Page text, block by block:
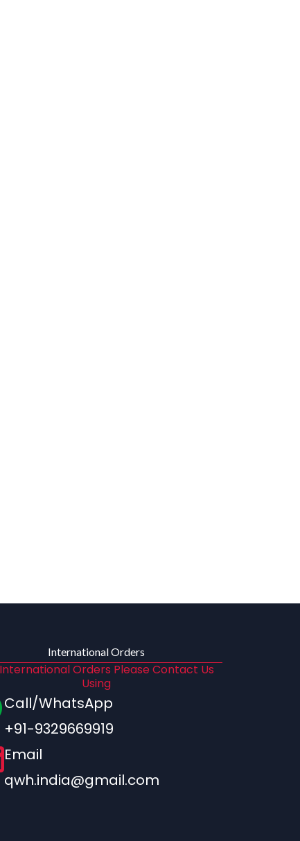
International Orders
Orders Please Contact Us
Using
Call/WhatsApp
+91-9329669919
Email
qwh.india@gmail.com